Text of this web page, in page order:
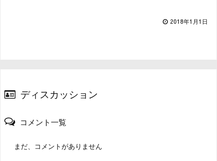
2018年1月1日
ディスカッション
コメント一覧
まだ、コメントがありません